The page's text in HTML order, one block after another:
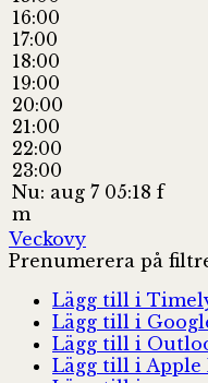
16:00
17:00
18:00
19:00
20:00
21:00
22:00
23:00
Nu: aug 7 05:18 f
m
Veckovy
Prenumerera på
Lägg till i
Lägg till i
Lägg till i
Lägg till i Apple